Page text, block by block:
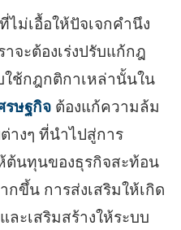
ม่เอื้อให้ปัจเจกคำนึง
าจะต้องเร่งปรับแก้กฎ
ใช้กฎกติกาเหล่านั้นใน
รษฐกิจต้องแก้ความล้ม
างๆ ที่นำไปสู่การ
ต้นทุนของธุรกิจสะท้อน
ขึ้น การส่งเสริมให้เกิด
ะเสริมสร้างให้ระบบ